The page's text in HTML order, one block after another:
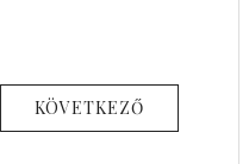
KÖVETKEZŐ